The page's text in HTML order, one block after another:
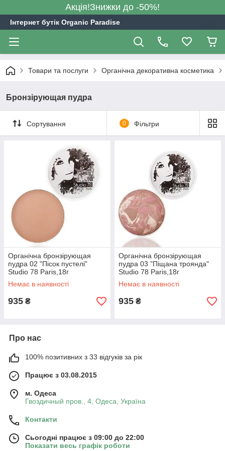
Акція!Знижки до -50%!
Інтернет бутік Organic Paradise
Товари та послуги Органічна декоративна косметика
Бронзірующая пудра
Сортування 0 Фільтри
Органічна бронзірующая
пудра 02 "Пісок пустелі"
Studio 78 Paris,18г
Немає в наявності
935 ₴
Органічна бронзірующая
пудра 03 "Піщана троянда"
Studio 78 Paris,18г
Немає в наявності
935 ₴
Про нас
100% позитивних з 33 відгуків за рік
Працює з 03.08.2015
м. Одеса
Гвоздичный пров., 4, Одеса, Україна
Контакти
Сьогодні працює з 09:00 до 22:00
Показати весь графік роботи